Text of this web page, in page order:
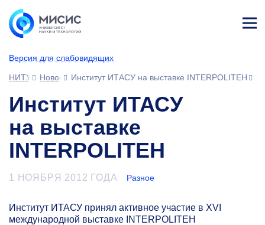
Версия для слабовидящих
ине
НИТУ МИСИС
НовостиИнститут ИТАСУ на выставке INTERPOLITEH
Институт ИТАСУ
на выставке
INTERPOLITEH
1 НОЯБРЯ 2012 ГОДА Разное
Институт ИТАСУ принял активное участие в XVI
международной выставке INTERPOLITEH